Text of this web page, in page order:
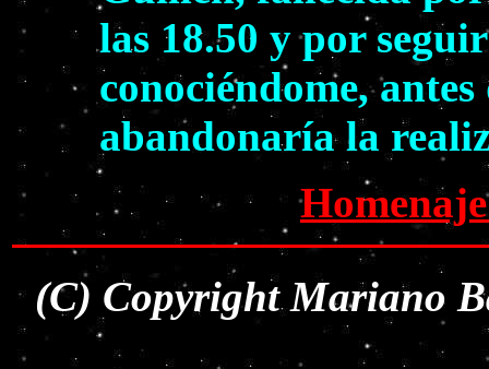
las 18.50 y por
conociéndome,
abandonaría la
(C) Copyright Mariano